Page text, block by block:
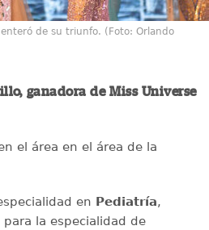
de su triunfo. (Foto: Orlando
ganadora de Miss Universe
el área en el área de la
en Pediatría,
la especialidad de